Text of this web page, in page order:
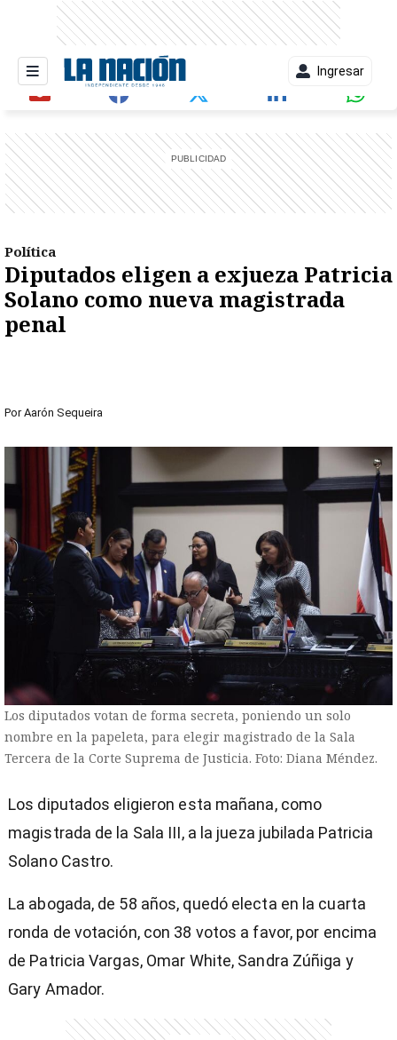
Ingresar
Política
Diputados eligen a exjueza Patricia
Solano como nueva magistrada
penal
Por Aarón Sequeira
Los diputados votan de forma secreta, poniendo un solo
nombre en la papeleta, para elegir magistrado de la Sala
Tercera de la Corte Suprema de Justicia. Foto: Diana Méndez.
Los diputados eligieron esta mañana, como
magistrada de la Sala III, a la jueza jubilada Patricia
Solano Castro.
La abogada, de 58 años, quedó electa en la cuarta
ronda de votación, con 38 votos a favor, por encima
de Patricia Vargas, Omar White, Sandra Zúñiga y
Gary Amador.